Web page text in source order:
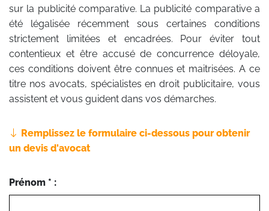
sur la publicité comparative. La publicité comparative a
été légalisée récemment sous certaines conditions
strictement limitées et encadrées. Pour éviter tout
contentieux et être accusé de concurrence déloyale,
ces conditions doivent être connues et maitrisées. A ce
titre nos avocats, spécialistes en droit publicitaire, vous
assistent et vous guident dans vos démarches.
Remplissez le formulaire ci-dessous pour obtenir
un devis d'avocat
Prénom * :